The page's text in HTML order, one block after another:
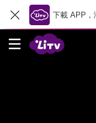
下載 APP，